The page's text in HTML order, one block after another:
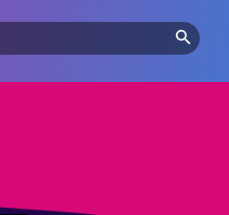
Search Button